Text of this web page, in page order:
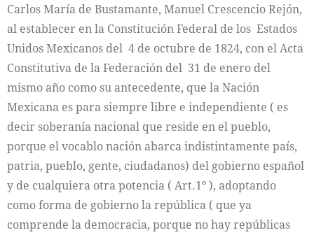
Carlos María de Bustamante, Manuel Crescencio Rejón,
al establecer en la Constitución Federal de los Estados
Unidos Mexicanos del 4 de octubre de 1824, con el Acta
Constitutiva de la Federación del 31 de enero del
mismo año como su antecedente, que la Nación
Mexicana es para siempre libre e independiente ( es
decir soberanía nacional que reside en el pueblo,
porque el vocablo nación abarca indistintamente país,
patria, pueblo, gente, ciudadanos) del gobierno español
y de cualquiera otra potencia ( Art.1º ), adoptando
como forma de gobierno la república ( que ya
comprende la democracia, porque no hay repúblicas